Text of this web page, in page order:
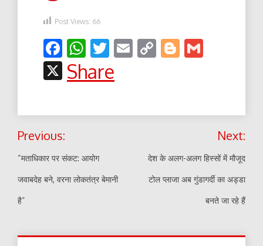
Post Views: 66
Facebook
WhatsApp
Twitter
EmailCopyBlogger
X
Share
Post
navigation
Previous:
“मताधिकार पर संकट: आयोग
जवाबदेह बने, वरना लोकतंत्र बेमानी
है”
Next:
देश के अलग-अलग हिस्सों में मौजूद
टोल प्लाजा अब गुंडागर्दी का अड्डा
बनते जा रहे हैं